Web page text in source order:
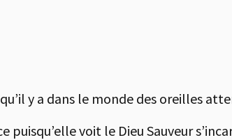
y a dans le monde des oreilles
voit le Dieu Sauveur